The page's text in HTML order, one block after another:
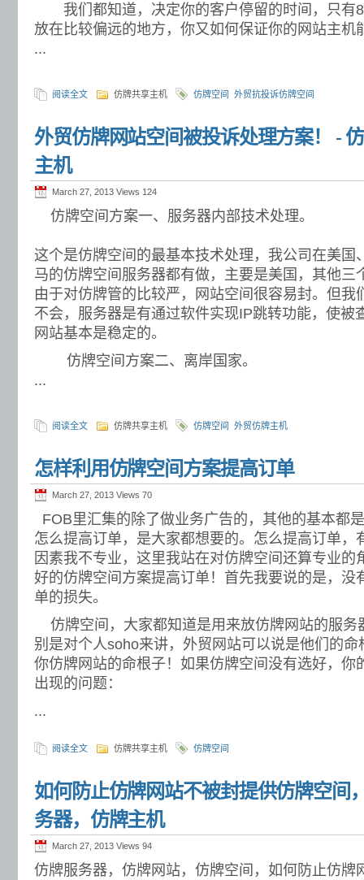
我们都知道，决定你的客户停留的时间，只有8
放在比较偏远的地方，你又如何保证你的网站主机
...
阅读全文 仿牌共享主机 仿牌空间 外贸抗投诉仿牌空间
外贸仿牌网站空间被投诉处理方案！ -
主机
March 27, 2013 Views 124
仿牌空间方案一、服务器内部技术处理。
这个是仿牌空间的最基本技术处理，我公司在美国
马的仿牌空间服务器都有做，主要是美国，其他三
由于对仿牌管的比较严，网站空间很容易封。但我
不会，服务器是有通过软件实现IP跳转功能，使被
网站基本是稳定的。
仿牌空间方案二、离岸国家。
...
阅读全文 仿牌共享主机 仿牌空间 外贸仿牌主机
怎样利用仿牌空间方案提高订单
March 27, 2013 Views 70
FOB里汇集的除了做业务广告的，其他的基本都
怎么提高订单，是大家都想要的。怎么提高订单，
因素我不专业，这里我站在对仿牌空间还算专业的
好的仿牌空间方案提高订单！首先我要说的是，没
单的损失。
仿牌空间，大家都知道是用来放仿牌网站的服务
别是对个人soho来讲，外贸网站可以说是他们的
你仿牌网站的命根子！如果仿牌空间没有选好，你
出现的问题：
...
阅读全文 仿牌共享主机 仿牌空间
如何防止仿牌网站不被封提供仿牌空间
务器，仿牌主机
March 27, 2013 Views 94
仿牌服务器，仿牌网站，仿牌空间，如何防止仿牌